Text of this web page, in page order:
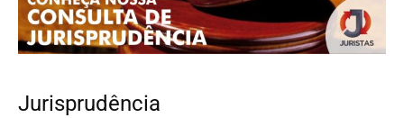
Jurisprudência